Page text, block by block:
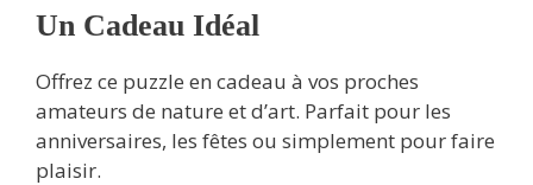
Un Cadeau Idéal
Offrez ce puzzle en cadeau à vos proches
amateurs de nature et d’art. Parfait pour les
anniversaires, les fêtes ou simplement pour faire
plaisir.